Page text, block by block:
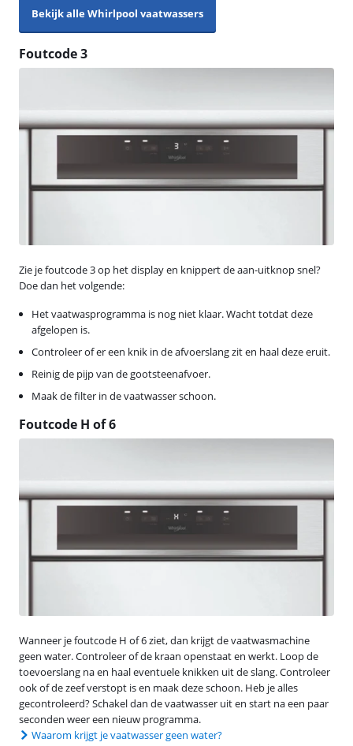
Bekijk alle Whirlpool vaatwassers
Foutcode 3
Zie je foutcode 3 op het display en knippert de aan-uitknop snel?
Doe dan het volgende:
Het vaatwasprogramma is nog niet klaar. Wacht totdat deze
afgelopen is.
Controleer of er een knik in de afvoerslang zit en haal deze eruit.
Reinig de pijp van de gootsteenafvoer.
Maak de filter in de vaatwasser schoon.
Foutcode H of 6
Wanneer je foutcode H of 6 ziet, dan krijgt de vaatwasmachine
geen water. Controleer of de kraan openstaat en werkt. Loop de
toevoerslang na en haal eventuele knikken uit de slang. Controleer
ook of de zeef verstopt is en maak deze schoon. Heb je alles
gecontroleerd? Schakel dan de vaatwasser uit en start na een paar
seconden weer een nieuw programma.
Waarom krijgt je vaatwasser geen water?